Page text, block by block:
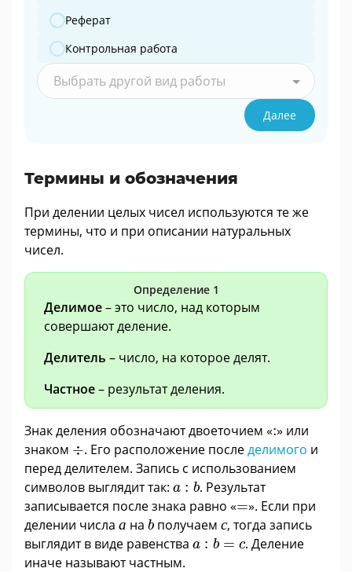
Реферат
Контрольная работа
Выбрать другой вид работы
Далее
Термины и обозначения
При делении целых чисел используются те же
термины, что и при описании натуральных
чисел.
Определение 1
Делимое– это число, над которым
совершают деление.
Делитель – число, на которое делят.
Частное– результат деления.
Знак деления обозначают двоеточием «::» или
знаком ÷
÷ . Его расположение последелимого и
перед делителем. Запись с использованием
символов выглядит так: a : b
a:b . Результат
записывается после знака равно «=
=». Если при
делении числа а
ана b
bполучаем с
с, тогда запись
выглядит в виде равенства a : b = c
a:b=c
. Деление
иначе называют частным.